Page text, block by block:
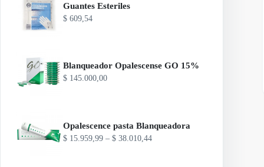
Guantes Esteriles
$ 609,54
Blanqueador Opalescense GO 15%
$ 145.000,00
Opalescence pasta Blanqueadora
$ 15.959,99 – $ 38.010,44R